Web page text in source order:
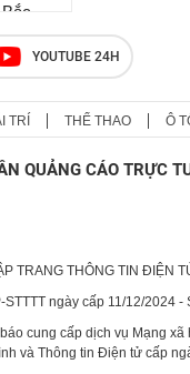
YOUTUBE 24H
TRÍ THỂ THAO Ô
QUẢNG CÁO TRỰC
TRANG THÔNG TIN ĐIỆN
ngày cấp 11/12/2024 -
cung cấp dịch vụ Mạng
và Thông tin Điện tử cấp